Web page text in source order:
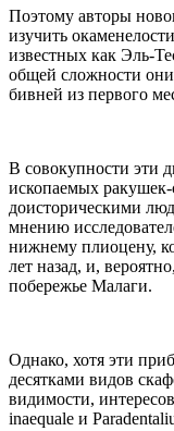
Поэтому авторы
изучить
известных как Эль-
общей сложности
бивней из первого
В совокупности эти
ископаемых
доисторическими
мнению
нижнему плиоцену,
лет назад, и,
побережье Малаги.
Однако, хотя эти
десятками видов
видимости,
inaequale и